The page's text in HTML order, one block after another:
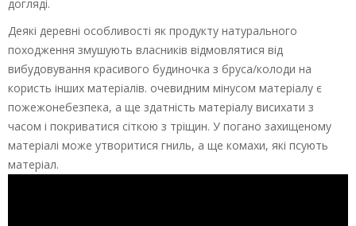
догляді.
Деякі деревні особливості як продукту натурального
походження змушують власників відмовлятися від
вибудовування красивого будиночка з бруса/колоди на
користь інших матеріалів. очевидним мінусом матеріалу є
пожежонебезпека, а ще здатність матеріалу висихати з
часом і покриватися сіткою з тріщин. У погано захищеному
матеріалі може утворитися гниль, а ще комахи, які псують
матеріал.